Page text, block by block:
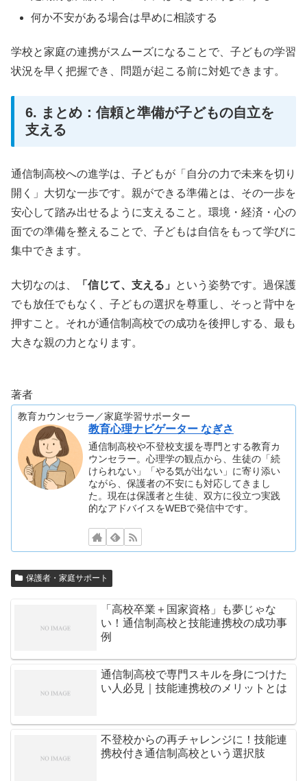
何か不安がある場合は早めに相談する
学校と家庭の連携がスムーズになることで、子どもの学習
状況を早く把握でき、問題が起こる前に対処できます。
6. まとめ：信頼と準備が子どもの自立を
支える
通信制高校への進学は、子どもが「自分の力で未来を切り
開く」大切な一歩です。親ができる準備とは、その一歩を
安心して踏み出せるように支えること。環境・経済・心の
面での準備を整えることで、子どもは自信をもって学びに
集中できます。
大切なのは、 「信じて、支える」
という姿勢です。過保護
でも放任でもなく、子どもの選択を尊重し、そっと背中を
押すこと。それが通信制高校での成功を後押しする、最も
大きな親の力となります。
著者
教育カウンセラー／家庭学習サポーター
教育心理ナビゲーター なぎさ
通信制高校や不登校支援を専門とする教育カ
ウンセラー。心理学の観点から、生徒の「続
けられない」「やる気が出ない」に寄り添い
ながら、保護者の不安にも対応してきまし
た。現在は保護者と生徒、双方に役立つ実践
的なアドバイスをWEBで発信中です。
保護者・家庭サポート
「高校卒業＋国家資格」も夢じゃな
い！通信制高校と技能連携校の成功事
例
通信制高校で専門スキルを身につけた
い人必見｜技能連携校のメリットとは
不登校からの再チャレンジに！技能連
携校付き通信制高校という選択肢